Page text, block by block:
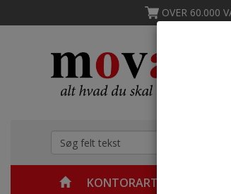
OVER 60.000
KONTORARTIKLER